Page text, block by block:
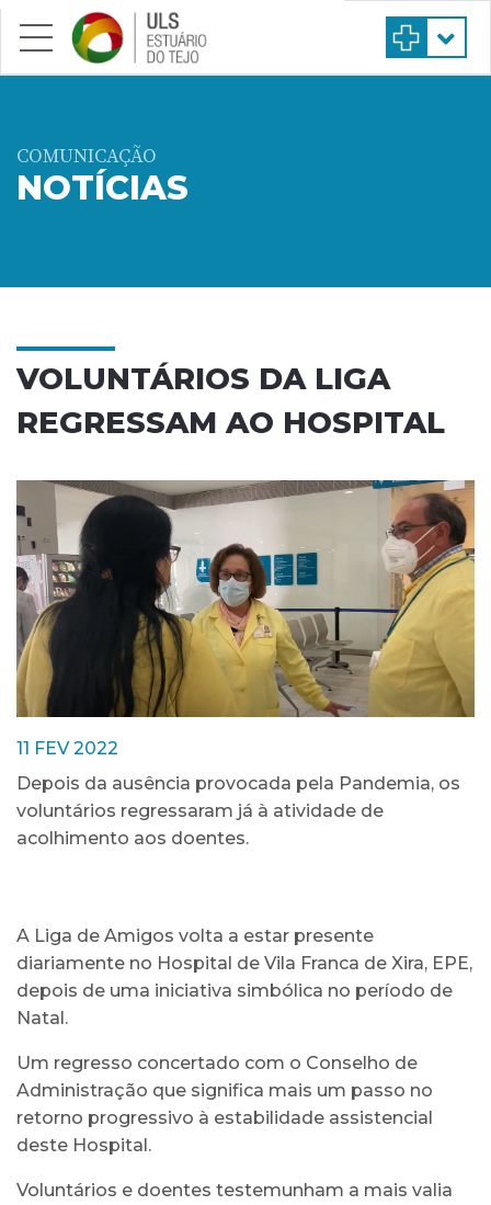
Saltar para conteúdo principal
COMUNICAÇÃO
NOTÍCIAS
VOLUNTÁRIOS DA LIGA
REGRESSAM AO HOSPITAL
11 FEV 2022
Depois da ausência provocada pela Pandemia, os
voluntários regressaram já à atividade de
acolhimento aos doentes.
A Liga de Amigos volta a estar presente
diariamente no Hospital de Vila Franca de Xira, EPE,
depois de uma iniciativa simbólica no período de
Natal.
Um regresso concertado com o Conselho de
Administração que significa mais um passo no
retorno progressivo à estabilidade assistencial
deste Hospital.
Voluntários e doentes testemunham a mais valia